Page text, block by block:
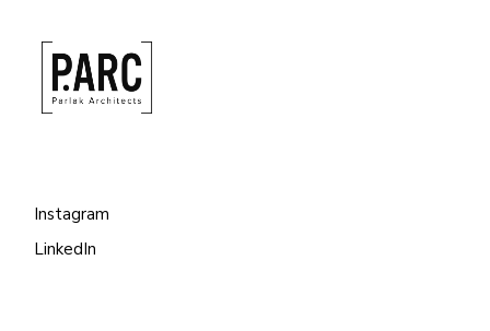
Instagram
LinkedIn